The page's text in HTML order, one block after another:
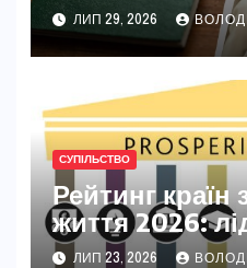
ЛИП 29, 2026
СУПІЛЬСТВО
Рейтинг країн
життя 2026:
секрети
ЛИП 23, 2026